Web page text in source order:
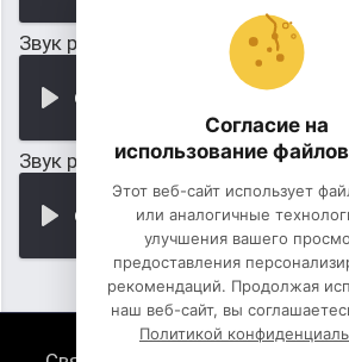
Звук работы трактора
Звук работы соковыжималки
Согласие на
использование
Этот веб-сайт использует
или аналогичные
улучшения вашего
предоставления
рекомендаций. Продолжая
наш веб-сайт, вы
Политикой